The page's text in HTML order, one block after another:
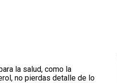
la salud, como la
no pierdas detalle de lo